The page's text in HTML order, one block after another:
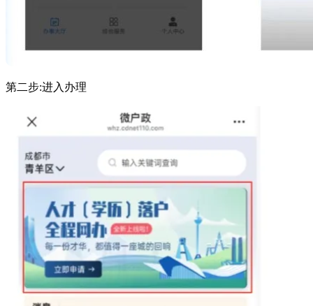
第二步:进入办理